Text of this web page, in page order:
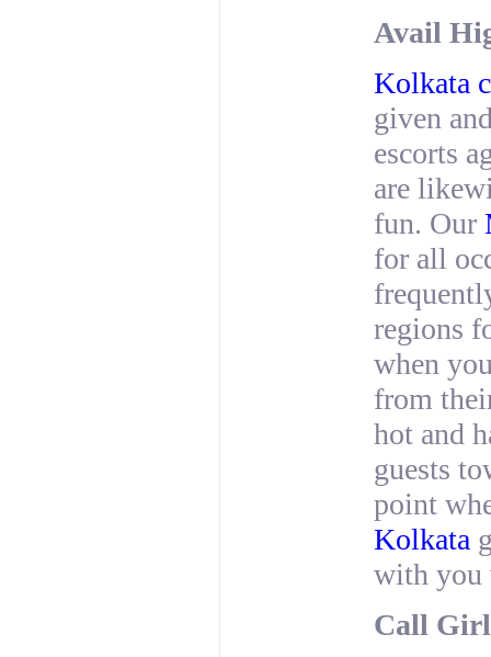
Avail
Kolkata
given
escorts
are
fun. Our
for all
regions
when
from
hot and
guests
point
Kolkata
with you
Call